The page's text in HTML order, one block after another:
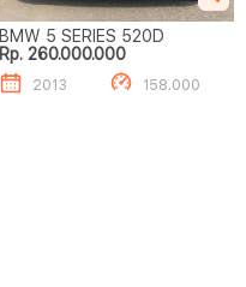
BMW 5 SERIES 520D
Rp. 260.000.000
2013 158.000